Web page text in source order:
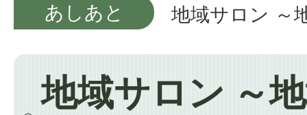
あしあと
地域サロン ～
地域サロン ～